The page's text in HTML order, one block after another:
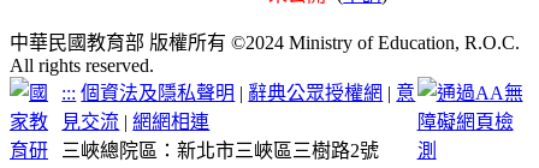
中華民國教育部 版權所有 ©2024 Ministry of Education, R.O.C.
All rights reserved.
::: 個資法及隱私聲明 | 辭典公眾授權網 | 意
見交流 |網網相連
三峽總院區：新北市三峽區三樹路2號